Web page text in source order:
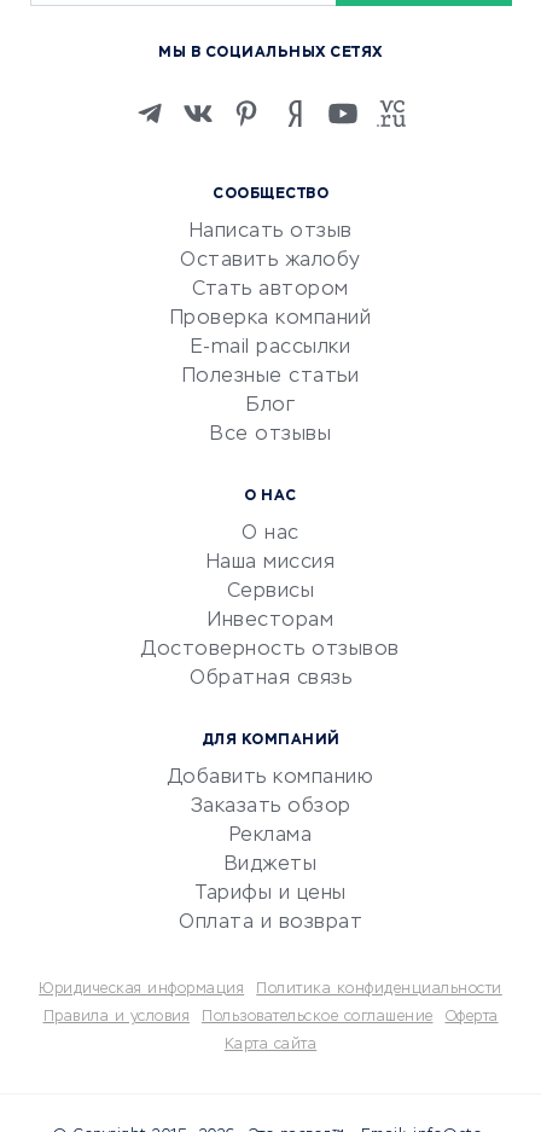
Изучение иностранных
Маркетинг и продажи
Репетиторство
Красота и здоровье
Сервисы по поиску работы
Сетевой маркетинг
УСЛУГИ ДЛЯ БИЗНЕСА
документооборот
Юридические компании
Бухгалтерия онлайн
Потребительские кредиты
СООБЩЕСТВО
Написать отзыв
Оставить жалобу
Стать автором
Проверка компаний
E-mail рассылки
Полезные статьи
Блог
Все отзывы
О НАС
О нас
Наша миссия
Сервисы
Инвесторам
Достоверность отзывов
Обратная связь
ДЛЯ КОМПАНИЙ
Добавить компанию
Заказать обзор
Реклама
Виджеты
Тарифы и цены
Оплата и возврат
МЫ В СОЦИАЛЬНЫХ СЕТЯХ
Юридическая информация
Политика конфиденциальности
Правила и условия
Пользовательское соглашение
Оферта
Карта сайта